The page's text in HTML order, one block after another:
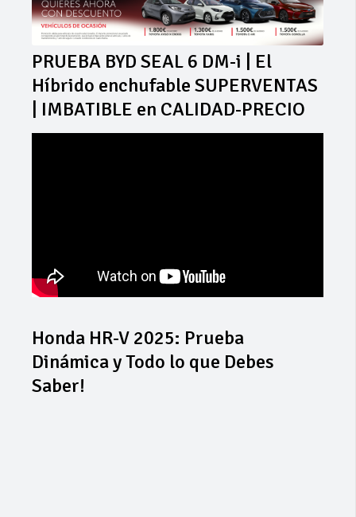
PRUEBA BYD SEAL 6 DM-i | El
Híbrido enchufable SUPERVENTAS
| IMBATIBLE en CALIDAD-PRECIO
Honda HR-V 2025: Prueba
Dinámica y Todo lo que Debes
Saber!